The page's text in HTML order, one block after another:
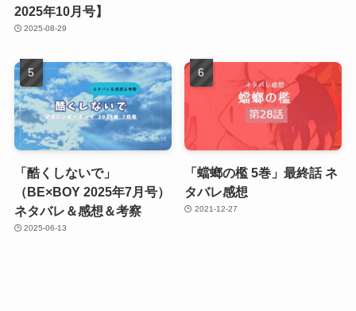
2025年10月号】
2025-08-29
「酷くしないで」
（BE×BOY 2025年7月号）
ネタバレ＆感想＆考察
2025-06-13
「蟷螂の檻 5巻」最終話 ネ
タバレ感想
2021-12-27